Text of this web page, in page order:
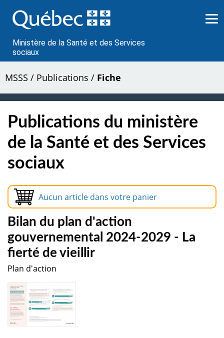
au
contenu
Ministère de la Santé et des Services
sociaux
MSSS / Publications / Fiche
Publications du ministère
de la Santé et des Services
sociaux
Aucun article dans votre panier
Bilan du plan d'action
gouvernemental 2024-2029 - La
fierté de vieillir
Plan d'action